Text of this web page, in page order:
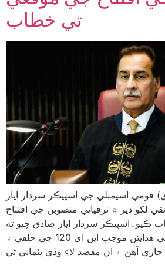
تي خطاب
قومي اسيمبلي جي اسپيڪر سردار اياز
لکو ڊير ۾ ترقياتي منصوبن جي افتتاح
سردار اياز صادق چيو ته
پنجاب حڪومت جي هدايتن موجب اين اي 120 جي حلقي ۾